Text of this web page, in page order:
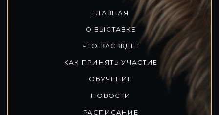
ГЛАВНАЯ
О ВЫСТАВКЕ
ЧТО ВАС ЖДЕТ
КАК ПРИНЯТЬ УЧАСТИЕ
ОБУЧЕНИЕ
НОВОСТИ
РАСПИСАНИЕ